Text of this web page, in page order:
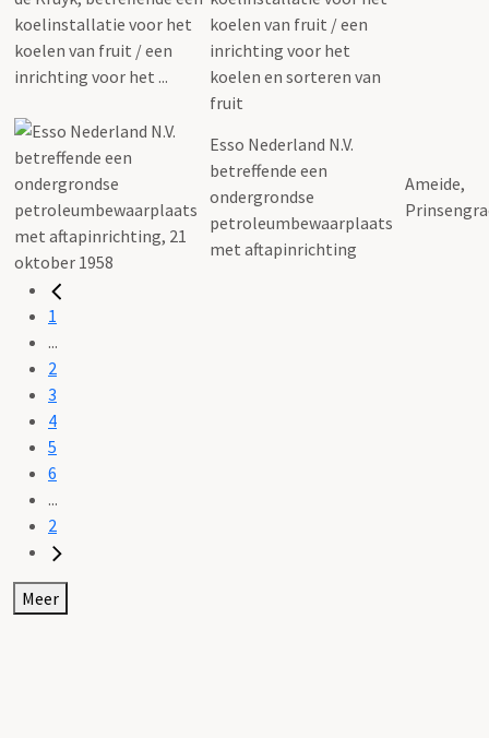
koelen van fruit / een
inrichting voor het
koelen en sorteren van
fruit
Esso Nederland N.V.
betreffende een
ondergrondse
petroleumbewaarplaats
met aftapinrichting
Ameide,
1
...
2
3
4
5
6
...
2
Meer